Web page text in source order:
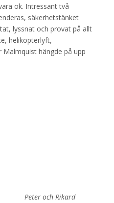
ok. Intressant två
säkerhetstänket
lyssnat och provat på allt
helikopterlyft,
Malmquist hängde på upp
Rikard